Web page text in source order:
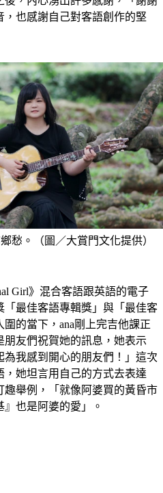
也感謝自己對客語創作的堅
愁。（圖／大賞門文化提供）
Girl》混合客語跟英語的電子
「最佳客語專輯獎」與「最佳客
的當下，ana剛上完吉他課正
友們祝賀她的訊息，她表示
為我感到開心的朋友們！」這次
她坦言用自己的方式去表達
舉例，「就像阿婆買的黃昏市
也是阿婆的愛」。